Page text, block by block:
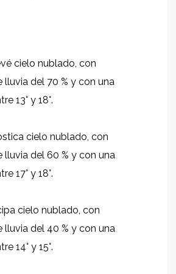
cielo nublado, con
del 70 % y con una
13° y 18°.
cielo nublado, con
del 60 % y con una
17° y 18°.
cielo nublado, con
del 40 % y con una
14° y 15°.